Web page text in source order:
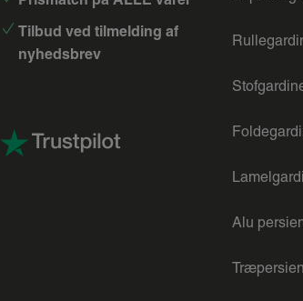
Tilbud ved tilmelding af
nyhedsbrev
Alu